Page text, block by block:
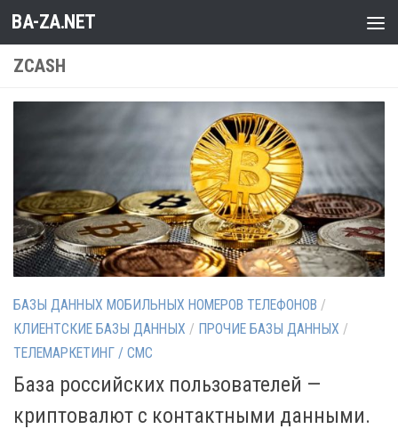
Перейти к содержимому
BA-ZA.NET
ZCASH
БАЗЫ ДАННЫХ МОБИЛЬНЫХ НОМЕРОВ ТЕЛЕФОНОВ /
КЛИЕНТСКИЕ БАЗЫ ДАННЫХ / ПРОЧИЕ БАЗЫ ДАННЫХ /
ТЕЛЕМАРКЕТИНГ / СМС
База российских пользователей —
криптовалют с контактными данными.